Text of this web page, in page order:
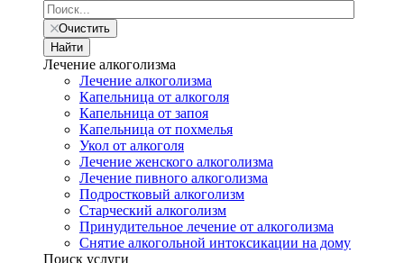
Очистить
Найти
Лечение алкоголизма
Лечение алкоголизма
Капельница от алкоголя
Капельница от запоя
Капельница от похмелья
Укол от алкоголя
Лечение женского алкоголизма
Лечение пивного алкоголизма
Подростковый алкоголизм
Старческий алкоголизм
Принудительное лечение от алкоголизма
Снятие алкогольной интоксикации на дому
Поиск услуги